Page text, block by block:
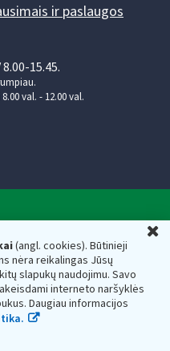
(angl. cookies). Būtinieji
nėra reikalingas Jūsų
slapukų naudojimu. Savo
interneto naršyklės
Daugiau informacijos
ir paslaugos
15.45.
val. - 12.00 val.
— 188659752,
Vilnius, Lietuva, el.paštas:
188659752
prie Lietuvos
ir saugomi Juridinių